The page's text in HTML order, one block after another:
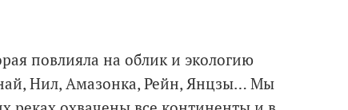
повлияла на облик и экологию
Нил, Амазонка, Рейн, Янцзы… Мы